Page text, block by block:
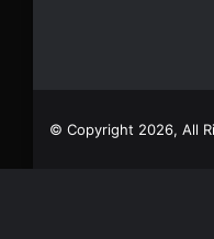
© Copyright 2026, All